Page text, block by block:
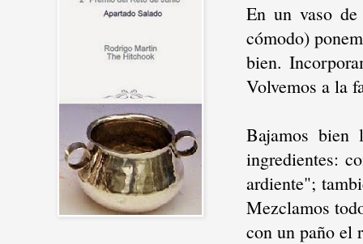
En un vaso
cómodo)
bien.
Volvemos a la
Bajamos
ingredientes:
ardiente";
Mezclamos
con un paño el